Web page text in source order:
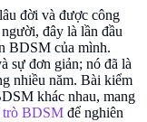
đời và được công
đây là lần đầu
BDSM của mình.
sự đơn giản; nó đã là
nhiều năm. Bài kiểm
khác nhau, mang
trò BDSM để nghiên